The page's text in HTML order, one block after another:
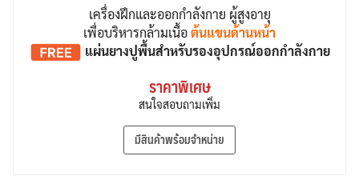
เครื่องฝึกและออกกำลังกาย ผู้สูงอายุ
เพื่อบริหารกล้ามเนื้อต้นแขนด้านหน้า
แผ่นยางปูพื้นสำหรับรองอุปกรณ์ออกกำลังกาย
ราคาพิเศษ
สนใจสอบถามเพิ่ม
มีสินค้าพร้อมจำหน่าย